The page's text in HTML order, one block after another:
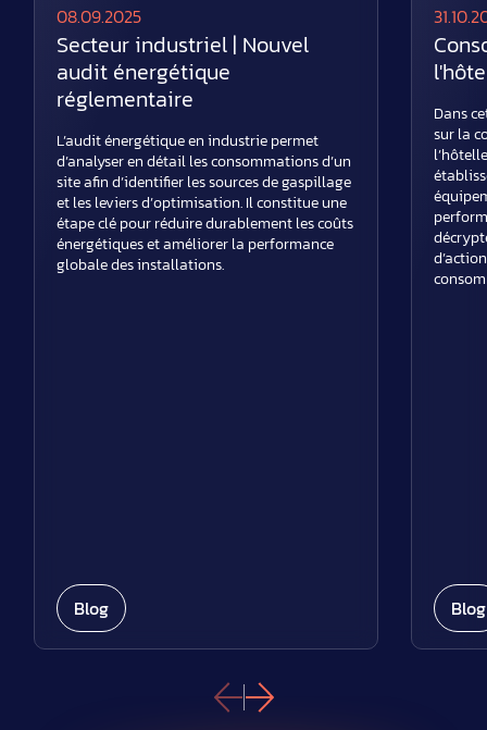
08.09.2025
Secteur industriel | Nouvel
audit énergétique
réglementaire
L’audit énergétique en industrie permet
d’analyser en détail les consommations d’un
site afin d’identifier les sources de gaspillage
et les leviers d’optimisation. Il constitue une
étape clé pour réduire durablement les coûts
énergétiques et améliorer la performance
globale des installations.
Blog
Dans
sur la
Blog